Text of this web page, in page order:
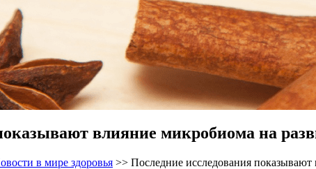
влияние микробиома на
в мире здоровья >> Последние исследования